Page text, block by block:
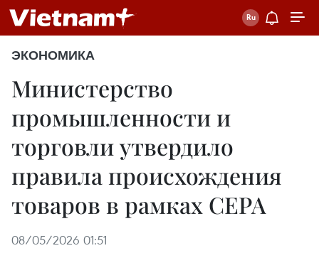
ЭКОНОМИКА
Министерство
промышленности и
торговли утвердило
правила происхождения
товаров в рамках CEPA
08/05/2026 01:51